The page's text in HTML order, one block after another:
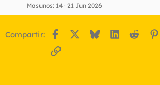
Masunos 14 21 Jun 2026
Compartir: Facebook BlueskyLinkedIn
Reddit
Enlace